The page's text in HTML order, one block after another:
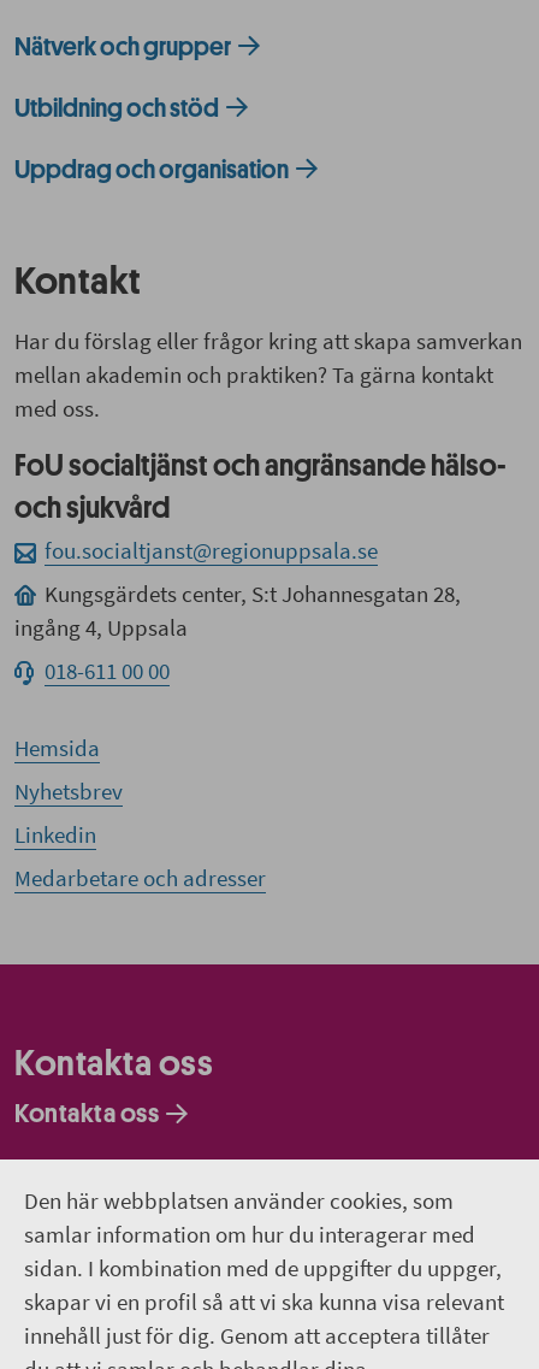
Den här webbplatsen använder cookies, som
samlar information om hur du interagerar med
sidan. I kombination med de uppgifter du uppger,
skapar vi en profil så att vi ska kunna visa relevant
innehåll just för dig. Genom att acceptera tillåter
Nätverk och grupper
Utbildning och stöd
Uppdrag och organisation
Kontakt
Har du förslag eller frågor kring att skapa samverkan
mellan akademin och praktiken? Ta gärna kontakt
med oss.
FoU socialtjänst och angränsande hälso-
och sjukvård
fou.socialtjanst@regionuppsala.se
Kungsgärdets center, S:t Johannesgatan 28,
ingång 4, Uppsala
018-611 00 00
Hemsida
Nyhetsbrev
Linkedin
Medarbetare och adresser
Kontakta oss
Kontakta oss
Om webbplatsen
018-611 00 00
region.uppsala@regionuppsala.se